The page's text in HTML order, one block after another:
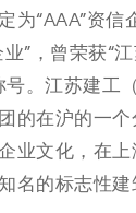
为“AAA”资信
”，曾荣获“
号。江苏建工
的在沪的一
业文化，在
名的标志性建